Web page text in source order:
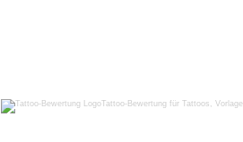
Tattoo-Bewertung für Tattoos,